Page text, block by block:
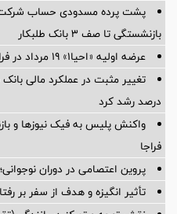
پشت پرده‌ مسدودی حساب
بازنشستگی تا صف ۳ بانک طلبکار
عرضه اولیه «احیا۱» ۱۹ مرداد در فرابورس
درصد رشد کرد
واکنش پلیس به فیک نیوزها و
فراجا
پروین اعتصامی در دوران نوجوانی؛
تأثیر انگیزه و هدف از سفر بر